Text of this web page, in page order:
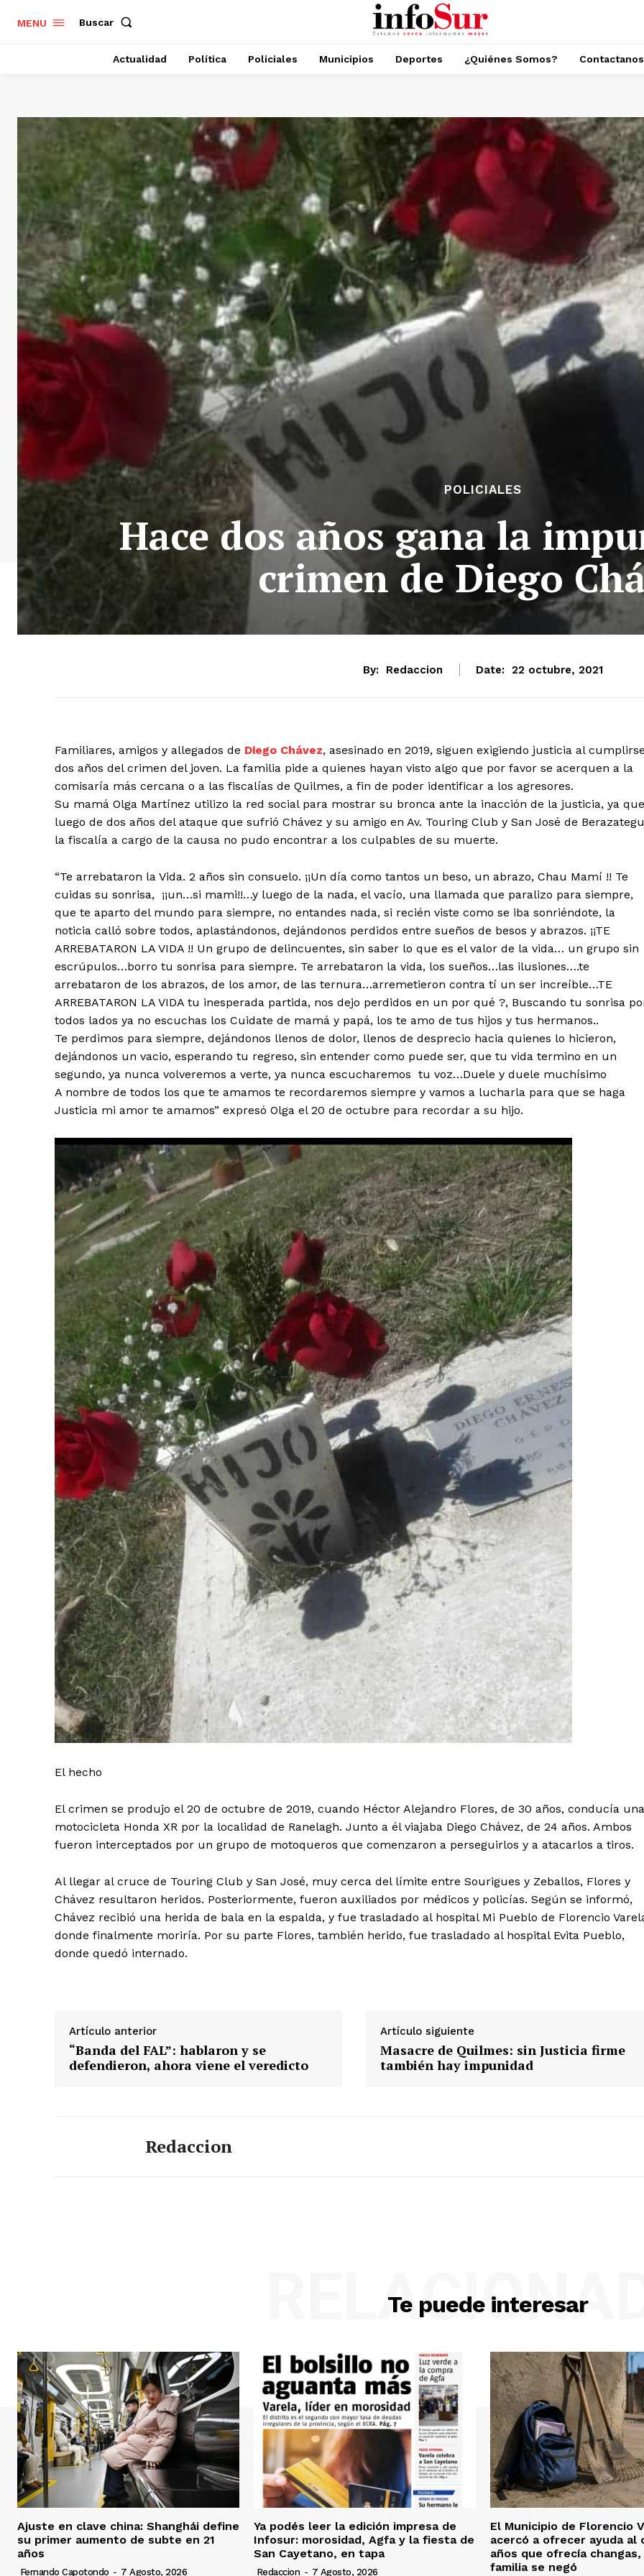
MENU Buscar
Actualidad Política Policiales Municipios Deportes ¿Quiénes Somos? Contactanos
POLICIALES
Hace dos años gana la
crimen de Diego
By: Redaccion Date: 22 octubre, 2021
Familiares, amigos y allegados de Diego Chávez, asesinado en 2019, siguen exigiendo justicia al
dos años del crimen del joven. La familia pide a quienes hayan visto algo que por favor se acerquen a la
comisaría más cercana o a las fiscalías de Quilmes, a fin de poder identificar a los agresores.
Su mamá Olga Martínez utilizo la red social para mostrar su bronca ante la inacción de la justicia, ya que
luego de dos años del ataque que sufrió Chávez y su amigo en Av. Touring Club y San José de
la fiscalía a cargo de la causa no pudo encontrar a los culpables de su muerte.
“Te arrebataron la Vida. 2 años sin consuelo. ¡¡Un día como tantos un beso, un abrazo, Chau Mamí !! Te
cuidas su sonrisa, ¡¡un…si mami!!…y luego de la nada, el vacío, una llamada que paralizo para siempre,
que te aparto del mundo para siempre, no entandes nada, si recién viste como se iba sonriéndote, la
noticia calló sobre todos, aplastándonos, dejándonos perdidos entre sueños de besos y abrazos. ¡¡TE
ARREBATARON LA VIDA !! Un grupo de delincuentes, sin saber lo que es el valor de la vida… un grupo sin
escrúpulos…borro tu sonrisa para siempre. Te arrebataron la vida, los sueños…las ilusiones….te
arrebataron de los abrazos, de los amor, de las ternura…arremetieron contra tí un ser increíble…TE
ARREBATARON LA VIDA tu inesperada partida, nos dejo perdidos en un por qué ?, Buscando tu sonrisa
todos lados ya no escuchas los Cuidate de mamá y papá, los te amo de tus hijos y tus hermanos..
Te perdimos para siempre, dejándonos llenos de dolor, llenos de desprecio hacia quienes lo hicieron,
dejándonos un vacio, esperando tu regreso, sin entender como puede ser, que tu vida termino en un
segundo, ya nunca volveremos a verte, ya nunca escucharemos tu voz…Duele y duele muchísimo
A nombre de todos los que te amamos te recordaremos siempre y vamos a lucharla para que se haga
Justicia mi amor te amamos” expresó Olga el 20 de octubre para recordar a su hijo.
El hecho
El crimen se produjo el 20 de octubre de 2019, cuando Héctor Alejandro Flores, de 30 años, conducía una
motocicleta Honda XR por la localidad de Ranelagh. Junto a él viajaba Diego Chávez, de 24 años. Ambos
fueron interceptados por un grupo de motoqueros que comenzaron a perseguirlos y a atacarlos a tiros.
Al llegar al cruce de Touring Club y San José, muy cerca del límite entre Sourigues y Zeballos, Flores y
Chávez resultaron heridos. Posteriormente, fueron auxiliados por médicos y policías. Según se informó,
Chávez recibió una herida de bala en la espalda, y fue trasladado al hospital Mi Pueblo de Florencio
donde finalmente moriría. Por su parte Flores, también herido, fue trasladado al hospital Evita Pueblo,
donde quedó internado.
Artículo anterior
“Banda del FAL”: hablaron y se
defendieron, ahora viene el veredicto
Artículo siguiente
Masacre de Quilmes: sin Justicia firme
también hay impunidad
Redaccion
Te puede interesar
Ajuste en clave china: Shanghái define
su primer aumento de subte en 21
años
Fernando Capotondo - 7 Agosto, 2026
Ya podés leer la edición impresa de
Infosur: morosidad, Agfa y la fiesta de
San Cayetano, en tapa
Redaccion - 7 Agosto, 2026
El Municipio de Florencio
acercó a ofrecer ayuda al
años que ofrecía
familia se negó